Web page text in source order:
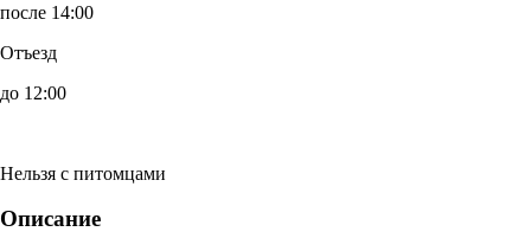
после 14:00
Отъезд
до 12:00
Нельзя с питомцами
Описание